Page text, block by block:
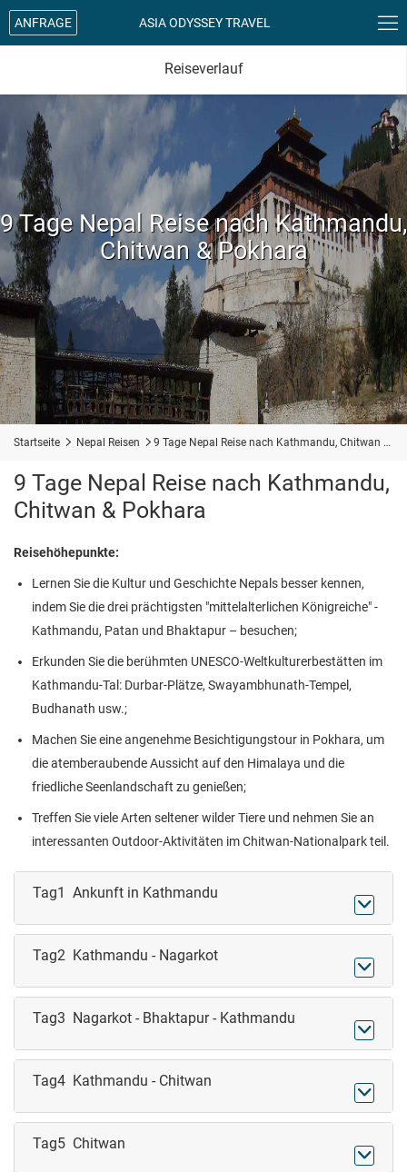

ANFRAGE ASIA ODYSSEY TRAVEL
Reiseverlauf
9 Tage Nepal Reise nach Kathmandu,
Chitwan & Pokhara
Startseite  Nepal Reisen  9 Tage Nepal Reise nach Kathmandu, Chitwan & Pokhara
9 Tage Nepal Reise nach Kathmandu,
Chitwan & Pokhara
Reisehöhepunkte:
Lernen Sie die Kultur und Geschichte Nepals besser kennen,
indem Sie die drei prächtigsten "mittelalterlichen Königreiche" -
Kathmandu, Patan und Bhaktapur – besuchen;
Erkunden Sie die berühmten UNESCO-Weltkulturerbestätten im
Kathmandu-Tal: Durbar-Plätze, Swayambhunath-Tempel,
Budhanath usw.;
Machen Sie eine angenehme Besichtigungstour in Pokhara, um
die atemberaubende Aussicht auf den Himalaya und die
friedliche Seenlandschaft zu genießen;
Treffen Sie viele Arten seltener wilder Tiere und nehmen Sie an
interessanten Outdoor-Aktivitäten im Chitwan-Nationalpark teil.
Tag1 Ankunft in Kathmandu

Tag2 Kathmandu - Nagarkot

Tag3 Nagarkot - Bhaktapur - Kathmandu

Tag4 Kathmandu - Chitwan

Tag5 Chitwan
